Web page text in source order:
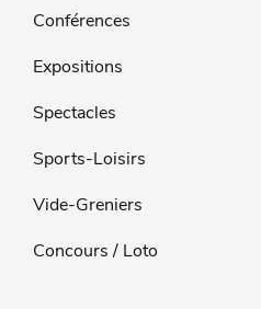
Conférences
Expositions
Spectacles
Sports-Loisirs
Vide-Greniers
Concours / Loto